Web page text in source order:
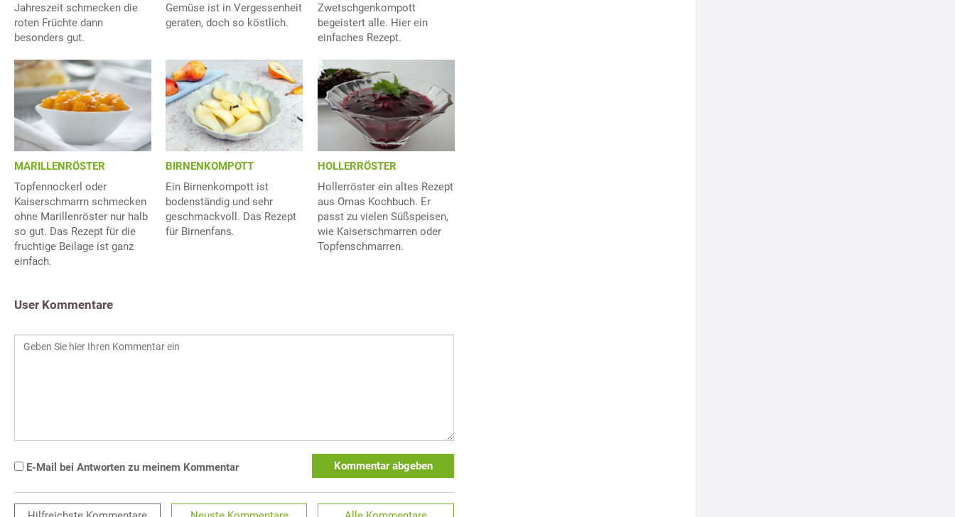
Jahreszeit schmecken die
roten Früchte dann
besonders gut.
Gemüse ist in Vergessenheit
geraten, doch so köstlich.
Zwetschgenkompott
begeistert alle. Hier ein
einfaches Rezept.
MARILLENRÖSTER
Topfennockerl oder
Kaiserschmarrn schmecken
ohne Marillenröster nur halb
so gut. Das Rezept für die
fruchtige Beilage ist ganz
einfach.
BIRNENKOMPOTT
Ein Birnenkompott ist
bodenständig und sehr
geschmackvoll. Das Rezept
für Birnenfans.
HOLLERRÖSTER
Hollerröster ein altes Rezept
aus Omas Kochbuch. Er
passt zu vielen Süßspeisen,
wie Kaiserschmarren oder
Topfenschmarren.
User Kommentare
E-Mail bei Antworten zu meinem Kommentar Kommentar abgeben